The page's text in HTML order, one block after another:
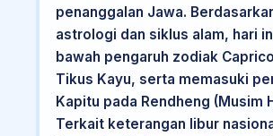
penanggalan Jawa.
astrologi dan siklus alam, hari
bawah pengaruh zodiak
Tikus Kayu, serta memasuki
Kapitu pada Rendheng (Musim
Terkait keterangan libur